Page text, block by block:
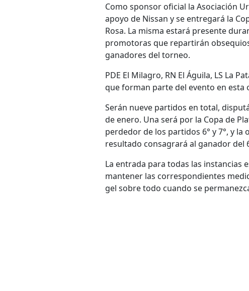
Como sponsor oficial la Asociación
apoyo de Nissan y se entregará la
Rosa. La misma estará presente
promotoras que repartirán
ganadores del torneo.
PDE El Milagro, RN El Águila, LS La
que forman parte del evento en esta
Serán nueve partidos en total,
de enero. Una será por la Copa de
perdedor de los partidos 6° y 7°, y
resultado consagrará al ganador del
La entrada para todas las instancias
mantener las correspondientes
gel sobre todo cuando se